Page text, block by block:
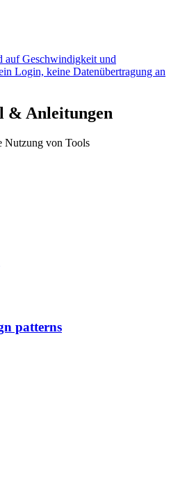
auf Geschwindigkeit und
Login, keine Datenübertragung an
& Anleitungen
Nutzung von Tools
patterns